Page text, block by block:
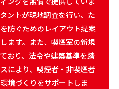
ントが現地調査を行い、た
防ぐためのレイアウト提案
ます。また、喫煙室の新規
おり、法令や建築基準を踏
により、喫煙者・非喫煙者
境づくりをサポートしま